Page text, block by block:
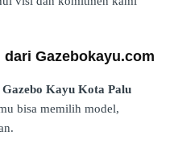
Gazebokayu.com
Kayu Kota Palu
bisa memilih model,